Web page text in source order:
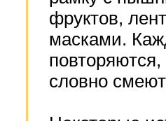
фруктов,
масками.
словно